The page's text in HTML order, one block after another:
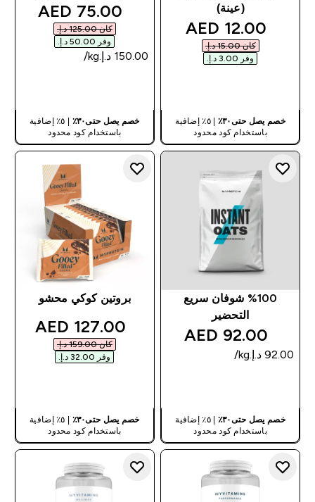
(عينة)
discounted price
12.00 AED‎
كان ‏15.00 د.إ.‏‎
وفر ‏3.00 د.إ.‏‎
خصم يصل حتى٣٠٪
| ٥٪ إضافية
باستخدام كود محدود
price
75.00 AED‎
كان ‏125.00 د.إ.‏‎
وفر ‏50.00 د.إ.‏‎
خصم يصل حتى٣٠٪
| ٥٪ إضافية
باستخدام كود محدود
%100 شوفان سريع
التحضير
92.00 AED‎
خصم يصل حتى٣٠٪
| ٥٪ إضافية
باستخدام كود محدود
بروتين كوكي محشو
price
127.00 AED‎
كان ‏159.00 د.إ.‏‎
وفر ‏32.00 د.إ.‏‎
خصم يصل حتى٣٠٪
| ٥٪ إضافية
باستخدام كود محدود